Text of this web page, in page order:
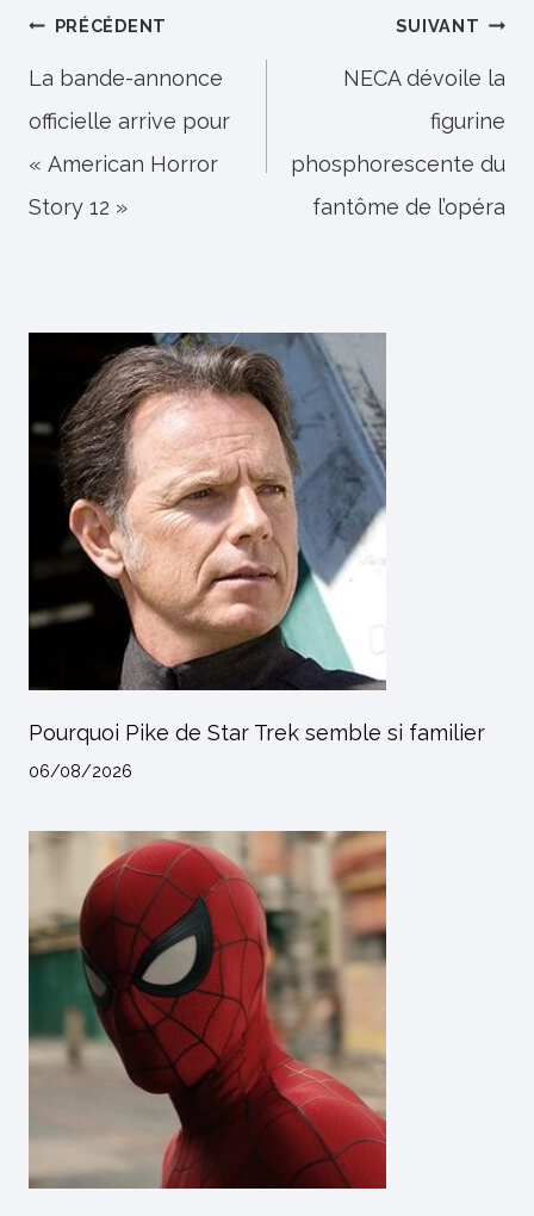
Navigation
de
l’article
PRÉCÉDENT
La bande-annonce
officielle arrive pour
« American Horror
Story 12 »
SUIVANT
NECA dévoile la
figurine
phosphorescente du
fantôme de l’opéra
Pourquoi Pike de Star Trek semble si familier
06/08/2026